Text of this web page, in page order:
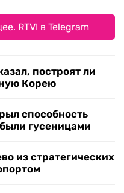
RTVI в Telegram
построят ли
Корею
способность
гусеницами
из стратегических